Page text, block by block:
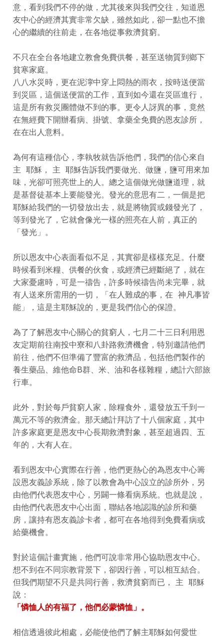
意，看到我們不停的做，尤其後來與我們交往，知道恩
友中心的經濟其實非常欠缺，雖然如此，卻一點也不擔
心的繼續的往前走，在各地從事救濟貧窮。
不只在全台各地建立教會免費供餐，甚至送物質到鄉下
貧寒家庭。
八八水災時，更在泥濘中穿上悶熱的雨衣，按時送便當
到災區，這個送便當的工作，直到如今還在災區進行，
這是所有救災團體做不到的事。更令人訝異的事，竟然
在無經費下開辦看病、掛號、拿藥全免費的恩友診所，
在在出人意料。
為何有這種信心，李執牧就告訴他們，我們的信心來自
主 耶穌， 主 耶穌告訴我們要做光、做鹽，鹽可用來加
味，光卻可照亮世上的人。總之這個做光做鹽道理，就
是基督徒基本上要能發光。發光的意思有二，一個是把
耶穌給我們的一切發放出去，就是將物質或錢發光了，
等到發光了，它就會像光一樣的照亮在人前，真正的
「發光」。
所以恩友中心表面看似不足，其實卻是樣樣充足。什麼
時候看到米糧、供餐的伙食，或經濟已經斷絕了，就在
大家憂慮時，可是一禱告，許多時候禱告尚未完畢，就
有人送來所需用的一切，「在人難成的事，在 神凡事皆
能」，這是主耶穌說的，更是我們信心的保證。
為了了解恩友中心關心的貧窮人，七月二十三日利用恩
友定期前往南投中寮和八卦路救濟機會，特別邀請他們
前往，他們不但準備了豐富的救濟品，包括他們製作的
養生藥品、維他命B群、米、油和各樣雜糧，總計六部旅
行車。
此外，對於每戶貧窮人家，除糧食外，還發放五千到一
萬元不等的救濟金。那天總計拜訪了十八個家庭，其中
許多家庭更是恩友中心長期救濟對象，甚至超過四、五
年的，大有人在。
看到恩友中心實際在行善，他們更熱心的為恩友中心籌
設恩友義診系統，除了以教會為中心設立的診所外，另
由他們代表恩友中心，另闢一條看病系統。也就是說，
由他們代表恩友中心出面，聯結各地認識的診所和藥
房，讓持有恩友義診卡者，都可在各地得到免費看病或
給藥機會。
對於這個計畫實施，他們可說非常用心協助恩友中心。
想不到在不同宗教背景下，卻因行善，可以相互結合。
但我們期望不只是共同行善，救濟貧窮而已， 主 耶穌
說：
「憐恤人的有福了，他們必蒙憐恤」。
相信透過彼此相處，必能使他們了解主耶穌如何愛世